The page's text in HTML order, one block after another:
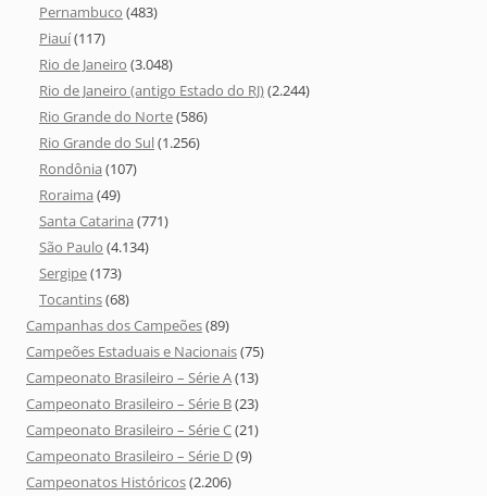
Pernambuco (483)
Piauí(117)
Rio de Janeiro (3.048)
Rio de Janeiro (antigo Estado do RJ)(2.244)
Rio Grande do Norte(586)
Rio Grande do Sul(1.256)
Rondônia (107)
Roraima (49)
Santa Catarina (771)
São Paulo (4.134)
Sergipe(173)
Tocantins(68)
Campanhas dos Campeões(89)
Campeões Estaduais e Nacionais(75)
Campeonato Brasileiro – Série A(13)
Campeonato Brasileiro – Série B(23)
Campeonato Brasileiro – Série C(21)
Campeonato Brasileiro – Série D(9)
Campeonatos Históricos(2.206)